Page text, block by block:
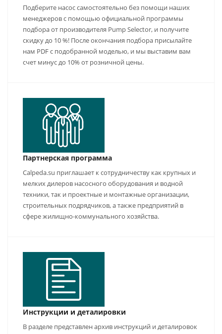
Подберите насос самостоятельно без помощи наших
менеджеров с помощью официальной программы
подбора от производителя Pump Selector, и получите
скидку до 10 %! После окончания подбора присылайте
нам PDF с подобранной моделью, и мы выставим вам
счет минус до 10% от розничной цены.
Партнерская программа
Calpeda.su приглашает к сотрудничеству как крупных и
мелких дилеров насосного оборудования и водной
техники, так и проектные и монтажные организации,
строительных подрядчиков, а также предприятий в
сфере жилищно-коммунального хозяйства.
Инструкции и деталировки
В разделе представлен архив инструкций и деталировок